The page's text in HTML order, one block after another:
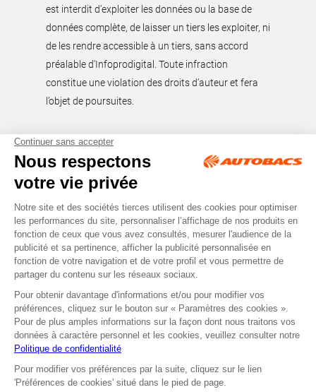
est interdit d’exploiter les données ou la base de
données complète, de laisser un tiers les exploiter, ni
de les rendre accessible à un tiers, sans accord
préalable d'Infoprodigital. Toute infraction
constitue une violation des droits d’auteur et fera
l’objet de poursuites.
Tous droits réservés © Autobacs
Mentions légales RGPD
Cookies CGV
Facebook Instagram